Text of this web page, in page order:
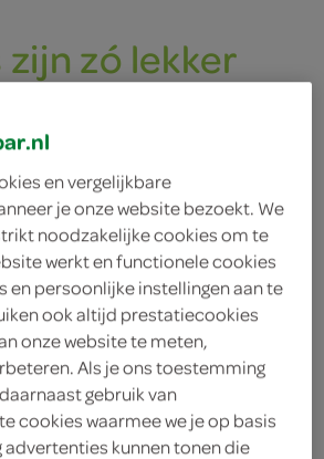
zó lekker
fris en vol, met een pikante,
zijn heerlijk om uit de hand
een beetje limoen- of
vormen ze een exotisch ingrediënt in
ze gepureerd in sorbets en ijs te
smaken mango's goed bij gerookt
gerookte kip of als verfrissend
gerechten en kerrieschotels. Meng
voor overheerlijke salsa.
te gebruiken in mangochutney en
bij koud vlees en kerrieschotels
en vergelijkbare
je onze website bezoekt. We
noodzakelijke cookies om te
werkt en functionele cookies
en persoonlijke instellingen aan te
ook altijd prestatiecookies
onze website te meten,
Als je ons toestemming
gebruik van
cookies waarmee we je op basis
advertenties kunnen tonen die